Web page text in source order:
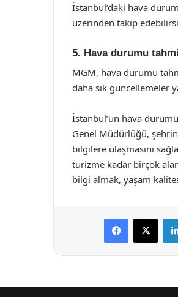
İstanbul’daki hava
üzerinden takip
5. Hava durumu
MGM, hava durumu
daha sık güncellemeler
İstanbul’un hava
Genel Müdürlüğü,
bilgilere ulaşmasını
turizme kadar birçok
bilgi almak, yaşam
Facebook
X